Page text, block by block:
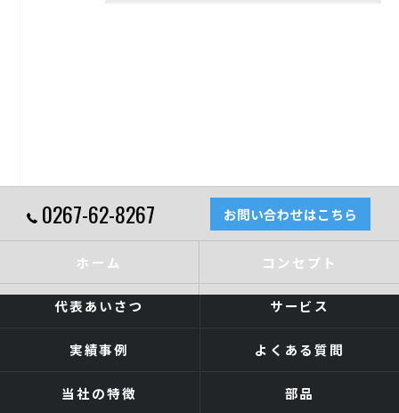
0267-62-8267 お問い合わせはこちら
ホーム コンセプト
代表あいさつ サービス
実績事例 よくある質問
当社の特徴 部品